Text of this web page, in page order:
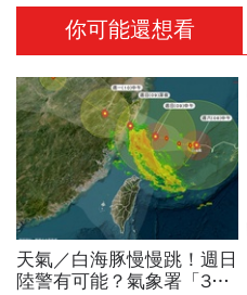
你可能還想看
天氣／白海豚慢慢跳！週日
陸警有可能？氣象署「3字